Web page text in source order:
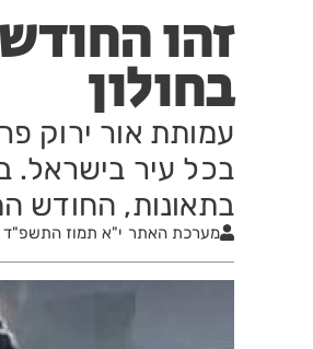
זהו
בחולון
עמותת אור ירוק
בכל עיר בישראל.
בתאונות, החודש
מערכת האתר י"א תמוז התשפ"ד